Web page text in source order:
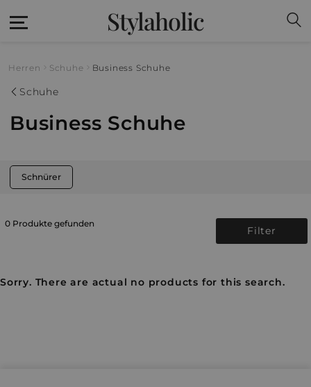
Stylaholic
Herren Schuhe Business Schuhe
Schuhe
Business Schuhe
Schnürer
0 Produkte gefunden
Filter
Sorry. There are actual no products for this search.